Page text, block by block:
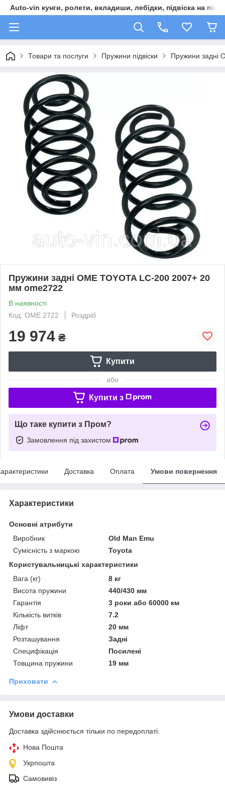
Auto-vin кунги, ролети, вкладиши, лебідки, підвіска на пікап
Товари та послуги Пружини підвіски Пружини задні
Пружини задні OME TOYOTA LC-200 2007+ 20
мм ome2722
В наявності
Код: OME 2722
Роздріб
19 974 ₴
Купити
або
Купити з
Що таке купити з Пром?
Замовлення під захистом
Доставка Оплата Умови повернення
Характеристики
Основні атрибути
Виробник
Old Man Emu
Сумісність з маркою
Toyota
Користувальницькі характеристики
Вага (кг)
8 кг
Висота пружини
440/430 мм
Гарантія
3 роки або 60000 км
Кількість витків
7.2
Ліфт
20 мм
Розташування
Задні
Специфікація
Посилені
Товщина пружини
19 мм
Приховати
Умови доставки
Доставка здійснюється тільки по передоплаті.
Нова Пошта
Укрпошта
Самовивіз